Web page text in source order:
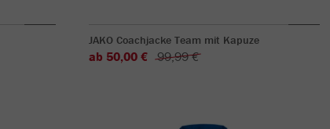
JAKO Coachjacke Team mit Kapuze
ab 50,00 € 99,99 €